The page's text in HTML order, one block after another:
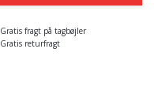
Gratis fragt på tagbøjler
Gratis returfragt